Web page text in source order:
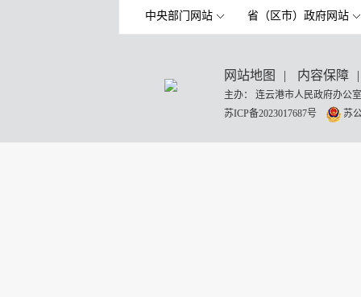
中央部门网站 省（区市）政府网站
网站地图 | 内容保障 |
主办： 连云港市人民政府办
苏ICP备2023017687号
苏